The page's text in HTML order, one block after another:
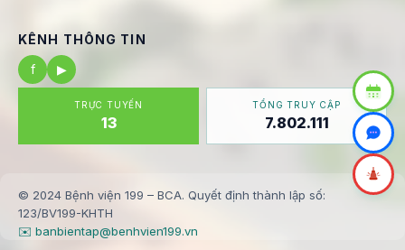
KÊNH THÔNG TIN
f
▶
TRỰC TUYẾN
13
TỔNG TRUY CẬP
7.802.111
© 2024 Bệnh viện 199 – BCA. Quyết định thành lập số:
123/BV199-KHTH
✉️ banbientap@benhvien199.vn